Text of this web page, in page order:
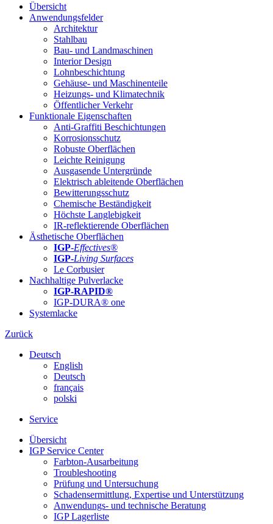
Übersicht
Anwendungsfelder
Architektur
Stahlbau
Bau- und Landmaschinen
Interior Design
Lohnbeschichtung
Gehäuse- und Maschinenteile
Heizungs- und Klimatechnik
Öffentlicher Verkehr
Funktionale Eigenschaften
Anti-Graffiti Beschichtungen
Korrosionsschutz
Robuste Oberflächen
Leichte Reinigung
Ausgasende Untergründe
Elektrisch ableitende Oberflächen
Bewitterungsschutz
Chemische Beständigkeit
Höchste Langlebigkeit
IR-reflektierende Oberflächen
Ästhetische Oberflächen
IGP-Effectives®
IGP-Living Surfaces
Le Corbusier
Nachhaltige Pulverlacke
IGP-RAPID®
IGP-DURA® one
Systemlacke
Zurück
Deutsch
English
Deutsch
français
polski
Service
Übersicht
IGP Service Center
Farbton-Ausarbeitung
Troubleshooting
Prüfung und Untersuchung
Schadensermittlung, Expertise und Unterstützung
Anwendungs- und technische Beratung
IGP Lagerliste